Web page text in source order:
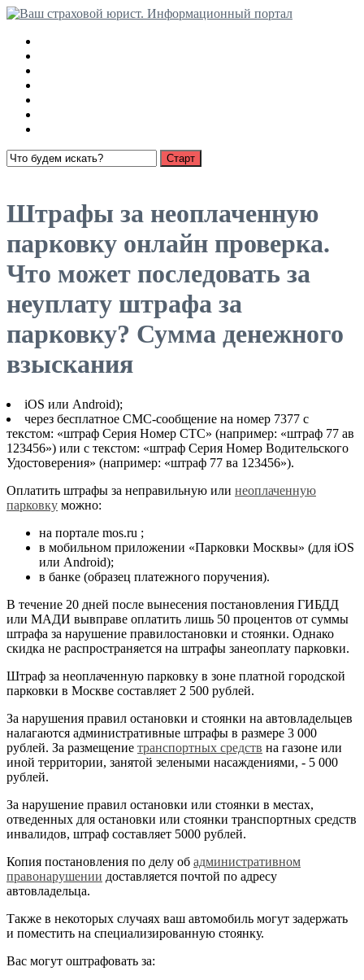
Штрафы за неоплаченную
парковку онлайн проверка.
Что может последовать за
неуплату штрафа за
парковку? Сумма денежного
взыскания
iOS или Android);
через бесплатное СМС-сообщение на номер 7377 с
текстом: «штраф Серия Номер СТС» (например: «штраф 77 ав
123456») или с текстом: «штраф Серия Номер Водительского
Удостоверения» (например: «штраф 77 ва 123456»).
Оплатить штрафы за неправильную или неоплаченную
парковку можно:
на портале mos.ru ;
в мобильном приложении «Парковки Москвы» (для iOS
или Android);
в банке (образец платежного поручения).
В течение 20 дней после вынесения постановления ГИБДД
или МАДИ вывправе оплатить лишь 50 процентов от суммы
штрафа за нарушение правилостановки и стоянки. Однако
скидка не распространяется на штрафы занеоплату парковки.
Штраф за неоплаченную парковку в зоне платной городской
парковки в Москве составляет 2 500 рублей.
За нарушения правил остановки и стоянки на автовладельцев
налагаются административные штрафы в размере 3 000
рублей. За размещение транспортных средств на газоне или
иной территории, занятой зелеными насаждениями, - 5 000
рублей.
За нарушение правил остановки или стоянки в местах,
отведенных для остановки или стоянки транспортных средств
инвалидов, штраф составляет 5000 рублей.
Копия постановления по делу об административном
правонарушении доставляется почтой по адресу
автовладельца.
Также в некоторых случаях ваш автомобиль могут задержать
и поместить на специализированную стоянку.
Вас могут оштрафовать за: